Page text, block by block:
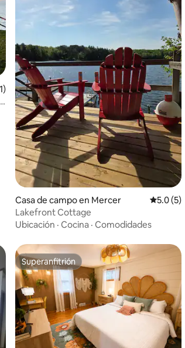
promedio: 4.99 de 5, 81 reseñas
Casa de campo en Mercer
5.0 (5)
Lakefront Cottage
Ubicación · Cocina · Comodidades
Superanfitrión
Superanfitrión